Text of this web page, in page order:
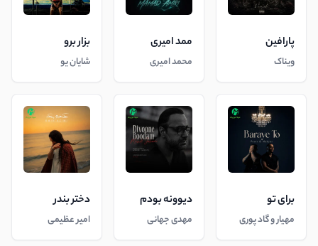
پارافین
ویناک
ممد امیری
محمد امیری
بزار برو
شایان یو
برای تو
مهیار و گاد پوری
دیوونه بودم
مهدی جهانی
دختر بندر
امیر عظیمی